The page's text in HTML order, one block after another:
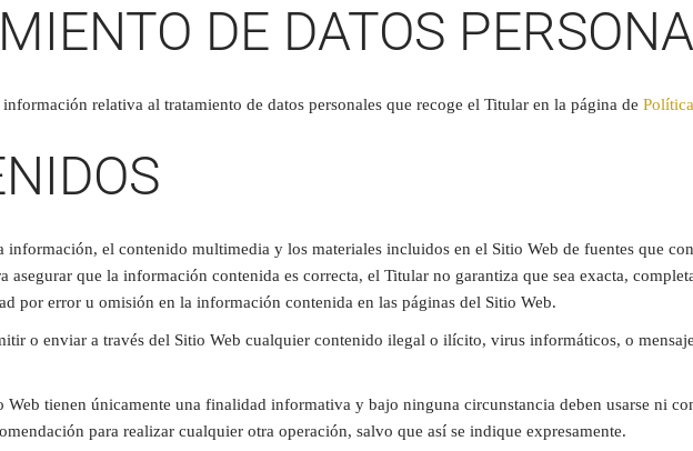
DE DATOS
relativa al tratamiento de datos personales que recoge el Titular en la página de
información, el contenido multimedia y los materiales incluidos en el Sitio Web de fuentes que
asegurar que la información contenida es correcta, el Titular no garantiza que sea exacta,
por error u omisión en la información contenida en las páginas del Sitio Web.
o enviar a través del Sitio Web cualquier contenido ilegal o ilícito, virus informáticos, o
Web tienen únicamente una finalidad informativa y bajo ninguna circunstancia deben usarse ni
para realizar cualquier otra operación, salvo que así se indique expresamente.